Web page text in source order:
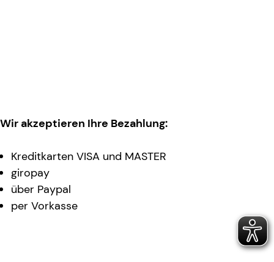
Wir akzeptieren Ihre Bezahlung:
Kreditkarten VISA und MASTER
giropay
über Paypal
per Vorkasse